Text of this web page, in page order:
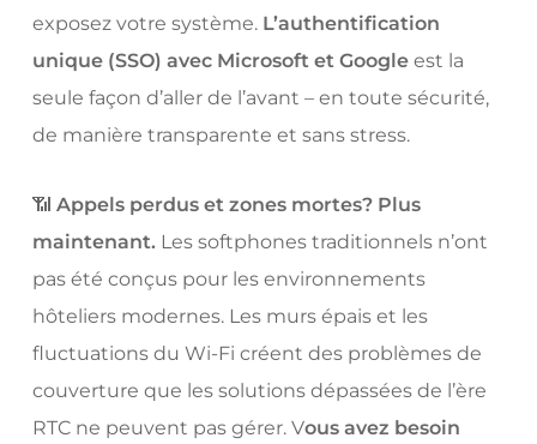
exposez votre système. L’authentification
unique (SSO) avec Microsoft et Googleest la
seule façon d’aller de l’avant – en toute sécurité,
de manière transparente et sans stress.
📶 Appels perdus et zones mortes? Plus
maintenant. Les softphones traditionnels n’ont
pas été conçus pour les environnements
hôteliers modernes. Les murs épais et les
fluctuations du Wi-Fi créent des problèmes de
couverture que les solutions dépassées de l’ère
RTC ne peuvent pas gérer. Vous avez besoin